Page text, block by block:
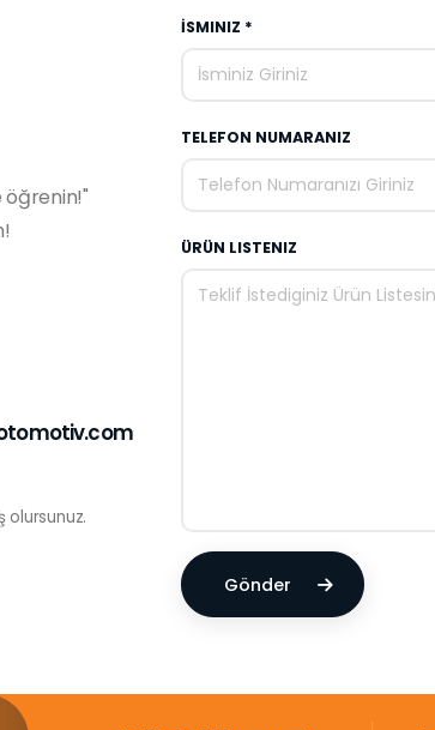
öğrenin!"
olursunuz.
İSMINIZ *
TELEFON NUMARANIZ
ÜRÜN LISTENIZ
Gönder